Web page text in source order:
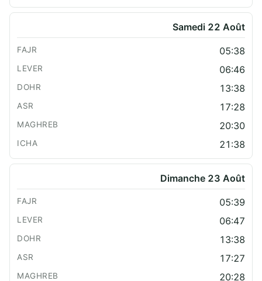
Samedi 22 Août
05:38
06:46
13:38
17:28
20:30
21:38
Dimanche 23 Août
05:39
06:47
13:38
17:27
20:28